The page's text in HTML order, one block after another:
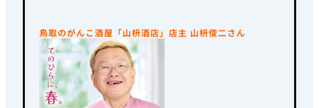
鳥取のがんこ酒屋「山枡酒店」店主 山枡俊二さん